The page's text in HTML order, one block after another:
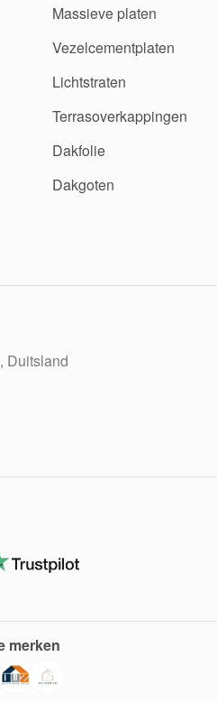
Massieve platen
Vezelcementplaten
Lichtstraten
Terrasoverkappingen
Dakfolie
Dakgoten
Duitsland
merken